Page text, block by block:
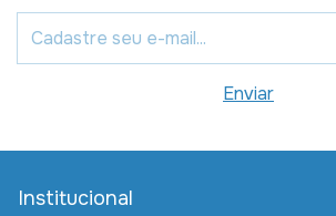
Institucional